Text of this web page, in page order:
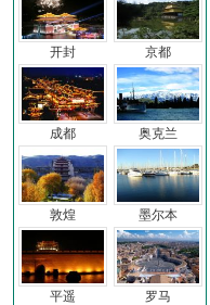
开封
成都
敦煌
平遥
京都
奥克兰
墨尔本
罗马